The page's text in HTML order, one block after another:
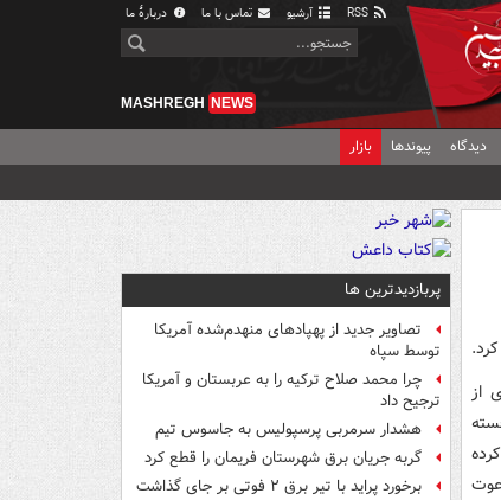
آرشیو تماس با ما دربارهٔ ما
MASHREGH NEWS
دیدگاه پیوندها بازار
از
پربازدیدترین ها
تصاویر جدید از پهپادهای منهدم‌شده آمریکا
توسط سپاه
چرا محمد صلاح ترکیه را به عربستان و آمریکا
ترجیح داد
هشدار سرمربی پرسپولیس به جاسوس تیم
گربه جریان برق شهرستان فریمان را قطع کرد
برخورد پراید با تیر برق ۲ فوتی بر جای گذاشت